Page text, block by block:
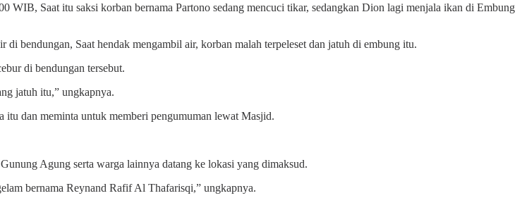
Saat itu saksi korban bernama Partono sedang mencuci tikar, sedangkan Dion lagi menjala ikan di Embung
bendungan, Saat hendak mengambil air, korban malah terpeleset dan jatuh di embung itu.
di bendungan tersebut.
jatuh itu,” ungkapnya.
itu dan meminta untuk memberi pengumuman lewat Masjid.
Agung serta warga lainnya datang ke lokasi yang dimaksud.
bernama Reynand Rafif Al Thafarisqi,” ungkapnya.